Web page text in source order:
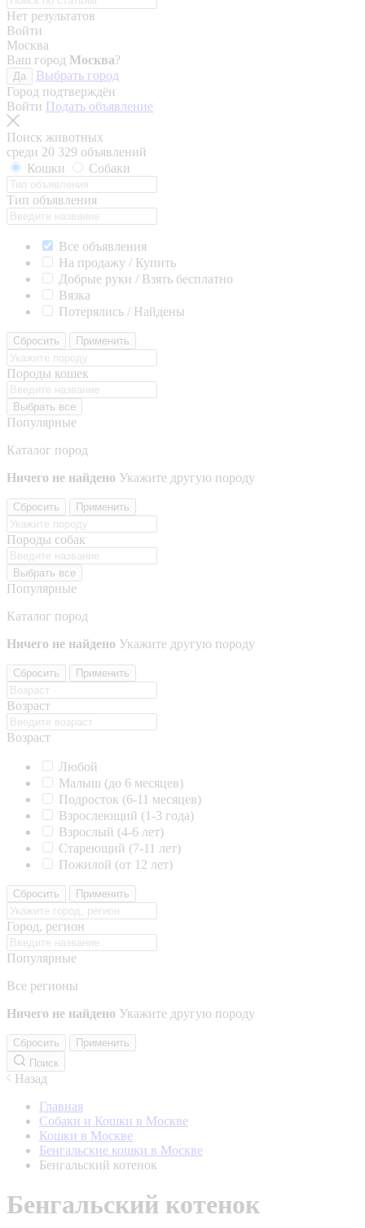
Нет результатов
Войти
Москва
Ваш город Москва?
Да
Выбрать город
Город подтверждён
Войти Подать объявление
Поиск животных
среди 20 329 объявлений
Кошки
Собаки
Тип объявления
Все объявления
На продажу / Купить
Добрые руки / Взять бесплатно
Вязка
Потерялись / Найдены
Сбросить Применить
Породы кошек
Выбрать все
Популярные
Каталог пород
Ничего не найдено Укажите другую породу
Сбросить Применить
Породы собак
Выбрать все
Популярные
Каталог пород
Ничего не найдено Укажите другую породу
Сбросить Применить
Возраст
Возраст
Любой
Малыш (до 6 месяцев)
Подросток (6-11 месяцев)
Взрослеющий (1-3 года)
Взрослый (4-6 лет)
Стареющий (7-11 лет)
Пожилой (от 12 лет)
Сбросить Применить
Город, регион
Популярные
Все регионы
Ничего не найдено Укажите другую породу
Сбросить
Применить
Поиск
Назад
Главная
Собаки и Кошки в Москве
Кошки в Москве
Бенгальские кошки в Москве
Бенгальский котенок
Бенгальский котенок